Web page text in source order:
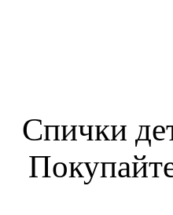
Спички